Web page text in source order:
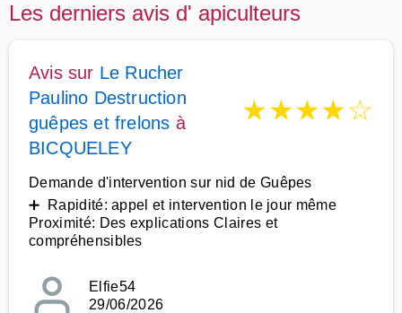
Les derniers avis d' apiculteurs
Avis sur Le Rucher
Paulino Destruction
guêpes et frelons à
BICQUELEY
★★★★☆
Demande d'intervention sur nid de Guêpes
➕ Rapidité: appel et intervention le jour même
Proximité: Des explications Claires et
compréhensibles
Elfie54
29/06/2026